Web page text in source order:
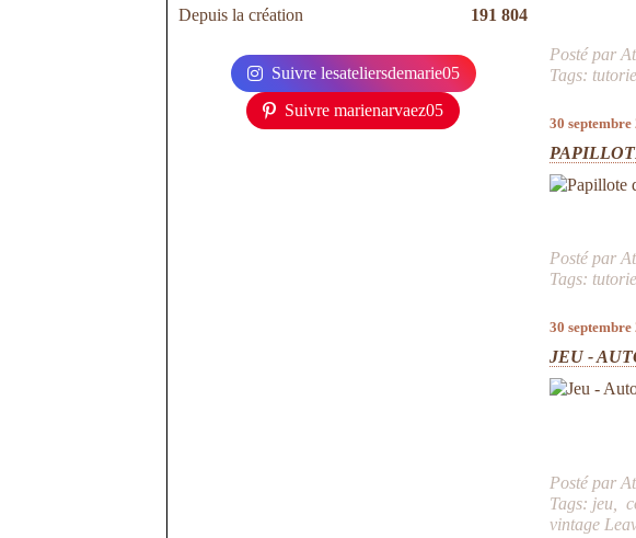
Depuis la création 191 804
Suivre lesateliersdemarie05
Suivre marienarvaez05
Posté par
Tags:
30 septembre
Posté par
Tags:
30 septembre
JEU -
Posté par
Tags: jeu ,
vintage